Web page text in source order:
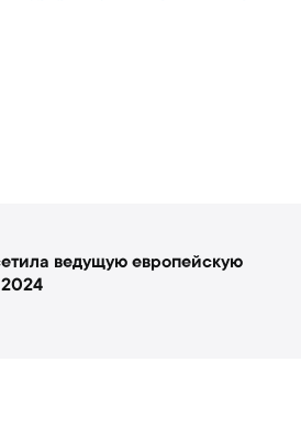
ведущую европейскую
2024